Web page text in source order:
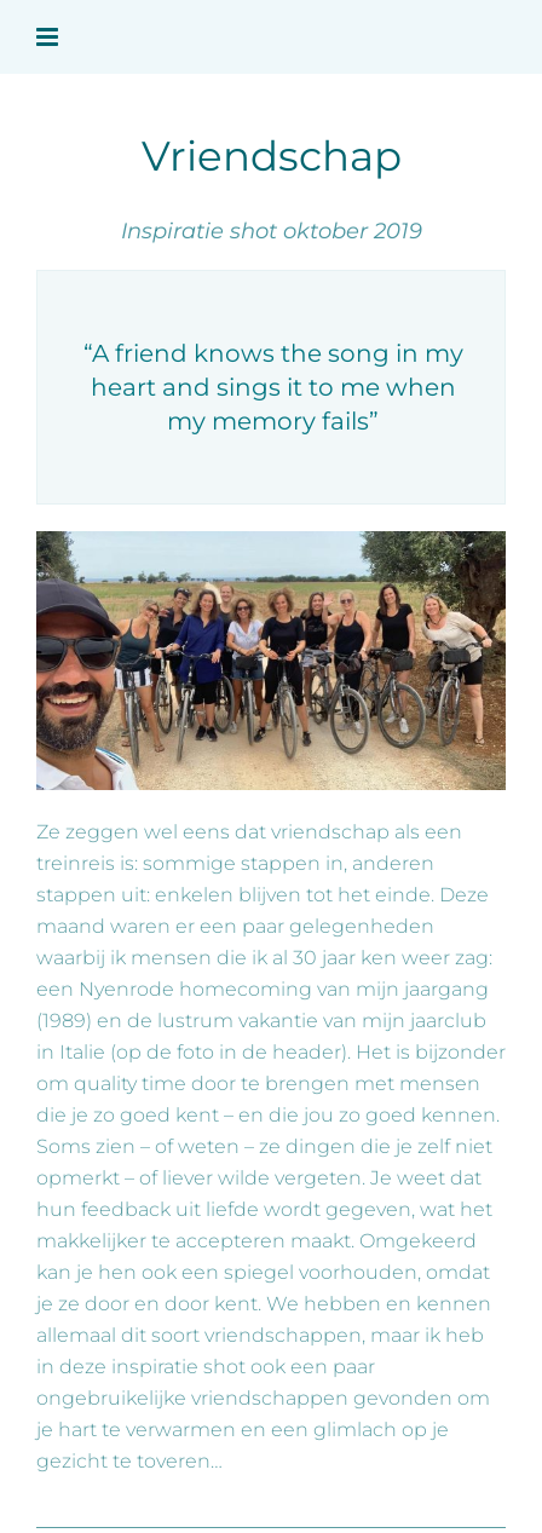
naar
Vriendschap
Inspiratie shot oktober 2019
“A friend knows the song in my
heart and sings it to me when
my memory fails”
Ze zeggen wel eens dat vriendschap als een
treinreis is: sommige stappen in, anderen
stappen uit: enkelen blijven tot het einde. Deze
maand waren er een paar gelegenheden
waarbij ik mensen die ik al 30 jaar ken weer zag:
een Nyenrode homecoming van mijn jaargang
(1989) en de lustrum vakantie van mijn jaarclub
in Italie (op de foto in de header). Het is bijzonder
om quality time door te brengen met mensen
die je zo goed kent – en die jou zo goed kennen.
Soms zien – of weten – ze dingen die je zelf niet
opmerkt – of liever wilde vergeten. Je weet dat
hun feedback uit liefde wordt gegeven, wat het
makkelijker te accepteren maakt. Omgekeerd
kan je hen ook een spiegel voorhouden, omdat
je ze door en door kent. We hebben en kennen
allemaal dit soort vriendschappen, maar ik heb
in deze inspiratie shot ook een paar
ongebruikelijke vriendschappen gevonden om
je hart te verwarmen en een glimlach op je
gezicht te toveren…